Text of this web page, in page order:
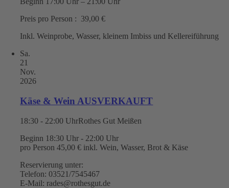
Preis pro Person : 39,00 €
Inkl. Weinprobe, Wasser, kleinem Imbiss und Kellereiführung
Sa.
21
Nov.
2026
Käse & Wein AUSVERKAUFT
18:30 - 22:00 UhrRothes Gut Meißen
Beginn 18:30 Uhr - 22:00 Uhr
pro Person 45,00 € inkl. Wein, Wasser, Brot & Käse
Reservierung unter:
Telefon: 03521/7545467
E-Mail: rades@rothesgut.de